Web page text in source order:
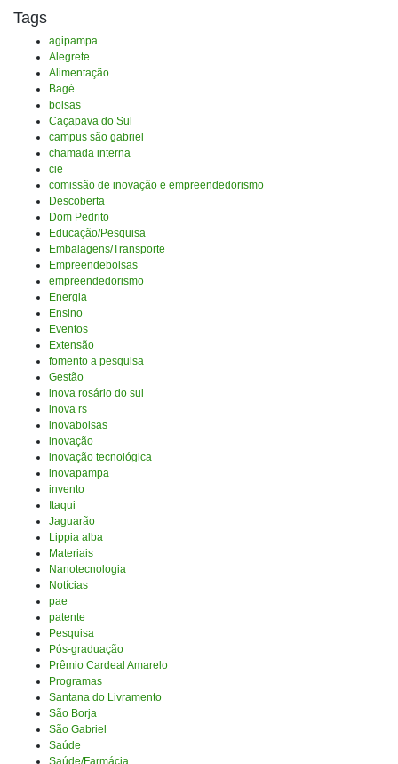
Tags
agipampa
Alegrete
Alimentação
Bagé
bolsas
Caçapava do Sul
campus são gabriel
chamada interna
cie
comissão de inovação e empreendedorismo
Descoberta
Dom Pedrito
Educação/Pesquisa
Embalagens/Transporte
Empreendebolsas
empreendedorismo
Energia
Ensino
Eventos
Extensão
fomento a pesquisa
Gestão
inova rosário do sul
inova rs
inovabolsas
inovação
inovação tecnológica
inovapampa
invento
Itaqui
Jaguarão
Lippia alba
Materiais
Nanotecnologia
Notícias
pae
patente
Pesquisa
Pós-graduação
Prêmio Cardeal Amarelo
Programas
Santana do Livramento
São Borja
São Gabriel
Saúde
Saúde/Farmácia